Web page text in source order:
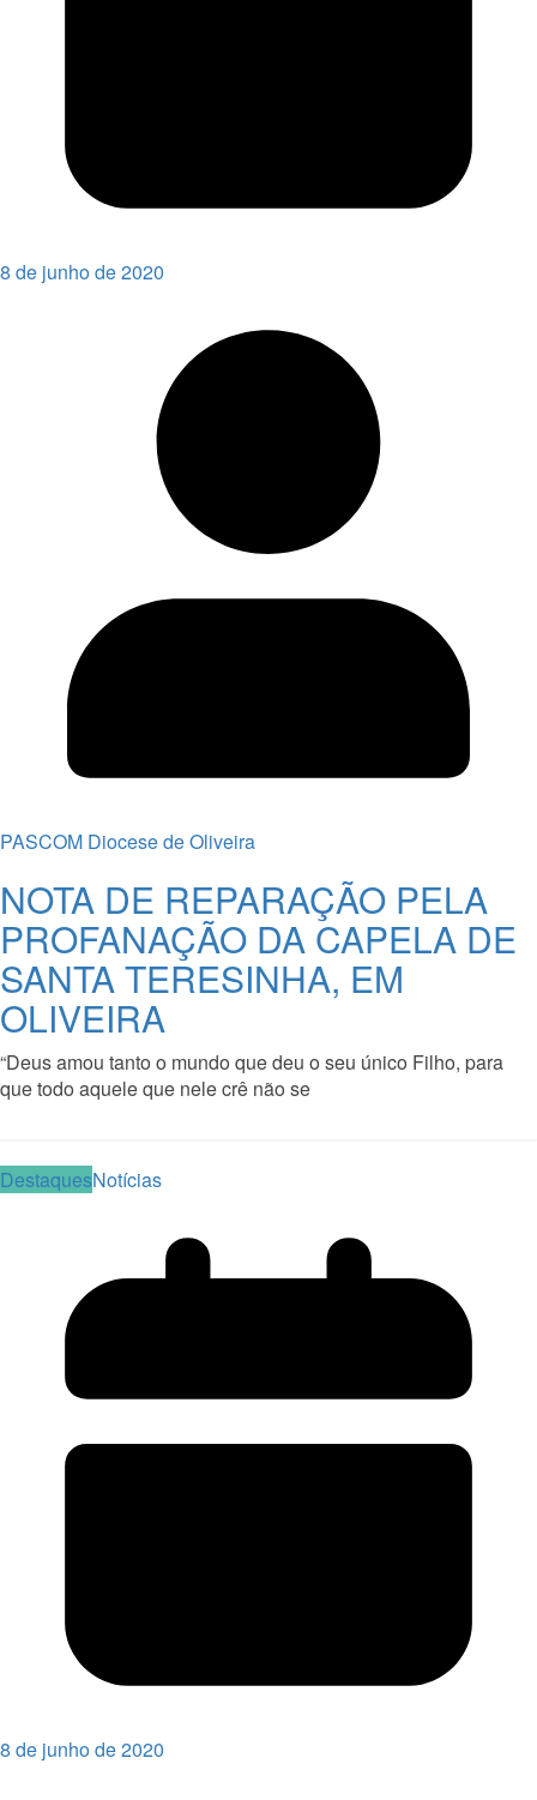
8 de junho de 2020
PASCOM Diocese de Oliveira
NOTA DE REPARAÇÃO PELA
PROFANAÇÃO DA CAPELA DE
SANTA TERESINHA, EM
OLIVEIRA
“Deus amou tanto o mundo que deu o seu único Filho, para
que todo aquele que nele crê não se
DestaquesNotícias
8 de junho de 2020